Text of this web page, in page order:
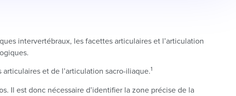
intervertébraux, les facettes articulaires et l’articulation
et de l’articulation sacro-iliaque.1
Il est donc nécessaire d’identifier la zone précise de la